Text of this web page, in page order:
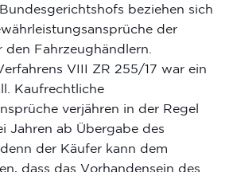
beziehen sich
der
den Fahrzeughändlern.
VIII ZR 255/17 war ein
Kaufrechtliche
verjähren in der Regel
Jahren ab Übergabe des
der Käufer kann dem
dass das Vorhandensein des